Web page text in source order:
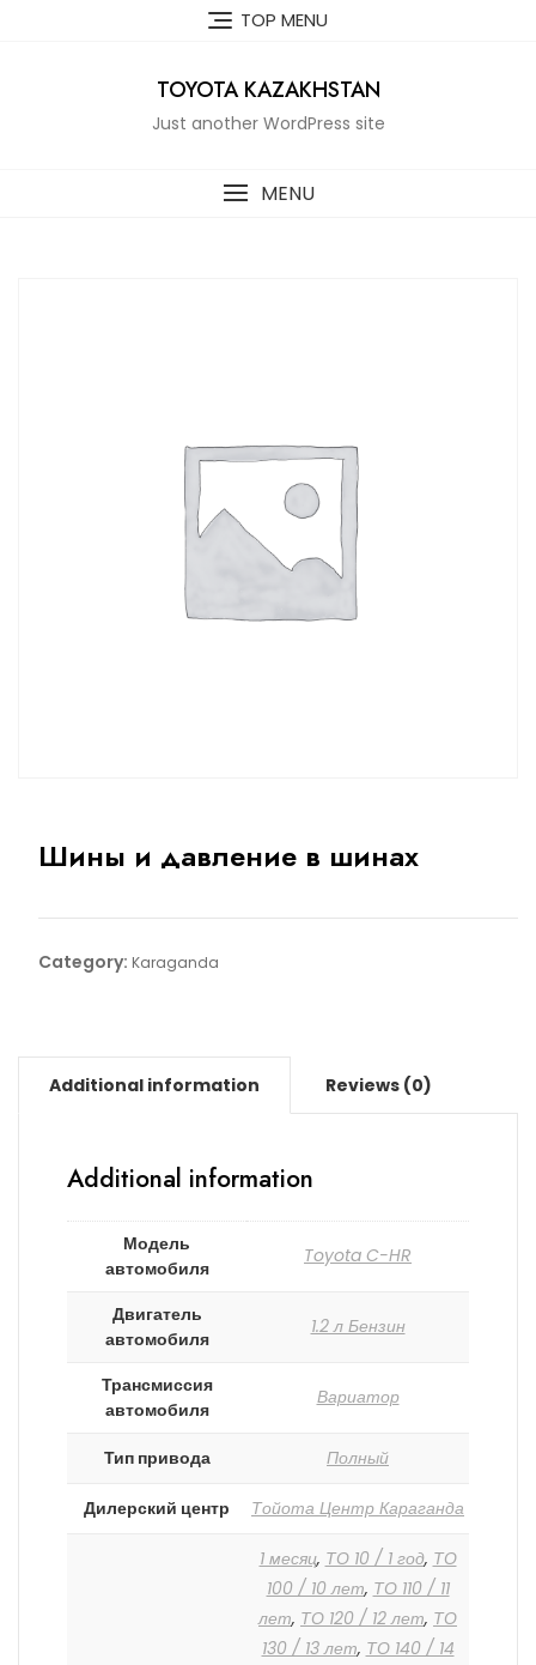
TOP MENU
TOYOTA KAZAKHSTAN
Just another WordPress site
MENU
Шины и давление в шинах
Category: Karaganda
Additional information Reviews (0)
Additional information
Модель
автомобиля
Toyota C-HR
Двигатель
автомобиля
1.2 л Бензин
Трансмиссия
автомобиля
Вариатор
Тип привода Полный
Дилерский центр Тойота Центр Караганда
1 месяц, ТО 10 / 1 год, ТО
100 / 10 лет, ТО 110 / 11
лет, ТО 120 / 12 лет, ТО
130 / 13 лет, ТО 140 / 14